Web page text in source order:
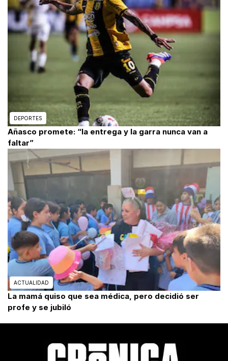
DEPORTES
Añasco promete: “la entrega y la garra nunca van a
faltar”
ACTUALIDAD
La mamá quiso que sea médica, pero decidió ser
profe y se jubiló